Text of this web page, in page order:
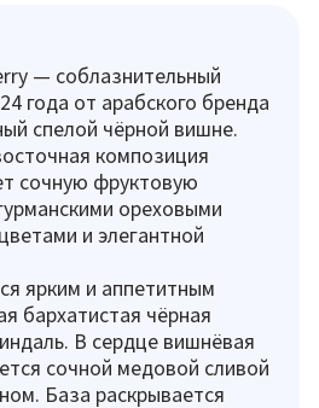
— соблазнительный
года от арабского бренда
спелой чёрной вишне.
композиция
сочную фруктовую
ореховыми
и элегантной
ярким и аппетитным
бархатистая чёрная
В сердце вишнёвая
сочной медовой сливой
База раскрывается